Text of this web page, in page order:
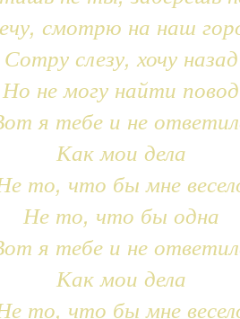
смотрю на наш
Сотру слезу, хочу назад
Но не могу найти повод
я тебе и не
Как мои дела
то, что бы мне
Не то, что бы одна
я тебе и не
Как мои дела
то, что бы мне